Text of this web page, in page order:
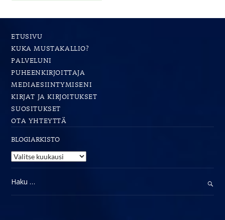
ETUSIVU
KUKA MUSTAKALLIO?
PALVELUNI
PUHEENKIRJOITTAJA
MEDIAESIINTYMISENI
KIRJAT JA KIRJOITUKSET
SUOSITUKSET
OTA YHTEYTTÄ
BLOGIARKISTO
Blogiarkisto
Haku: